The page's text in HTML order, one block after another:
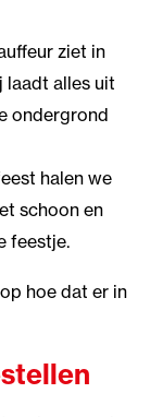
ziet in
laadt alles uit
ondergrond
halen we
schoon en
feestje.
hoe dat er in